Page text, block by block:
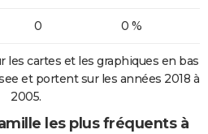
0 0 %
les cartes et les graphiques en bas
et portent sur les années 2018 à
2005.
les plus fréquents à